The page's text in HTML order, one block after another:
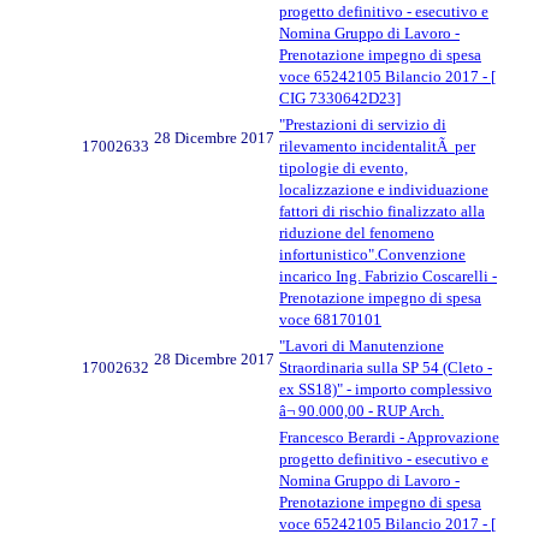
progetto definitivo - esecutivo e
Nomina Gruppo di Lavoro -
Prenotazione impegno di spesa
voce 65242105 Bilancio 2017 - [
CIG 7330642D23]
17002633 28 Dicembre 2017
"Prestazioni di servizio di
rilevamento incidentalitÃ per
tipologie di evento,
localizzazione e individuazione
fattori di rischio finalizzato alla
riduzione del fenomeno
infortunistico".Convenzione
incarico Ing. Fabrizio Coscarelli -
Prenotazione impegno di spesa
voce 68170101
17002632 28 Dicembre 2017
"Lavori di Manutenzione
Straordinaria sulla SP 54 (Cleto -
ex SS18)" - importo complessivo
â¬ 90.000,00 - RUP Arch.
Francesco Berardi - Approvazione
progetto definitivo - esecutivo e
Nomina Gruppo di Lavoro -
Prenotazione impegno di spesa
voce 65242105 Bilancio 2017 - [